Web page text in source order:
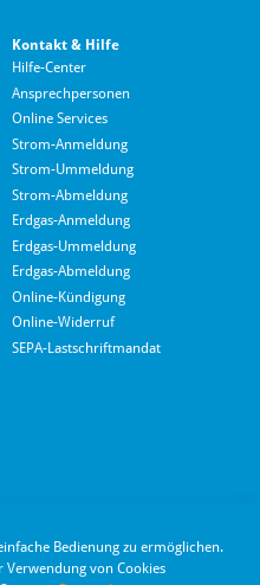
Kontakt & Hilfe
Hilfe-Center
Ansprechpersonen
Online Services
Strom-Anmeldung
Strom-Ummeldung
Strom-Abmeldung
Erdgas-Anmeldung
Erdgas-Ummeldung
Erdgas-Abmeldung
Online-Kündigung
Online-Widerruf
SEPA-Lastschriftmandat
Bedienung zu ermöglichen.
von Cookies
KI-Chatbots. Mit dem Laden des
von Langdock